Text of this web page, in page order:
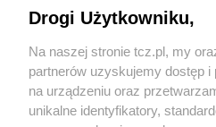
Drogi Użytkowniku,
Na naszej stronie tcz.pl, my
partnerów uzyskujemy dostęp
na urządzeniu oraz
unikalne identyfikatory,